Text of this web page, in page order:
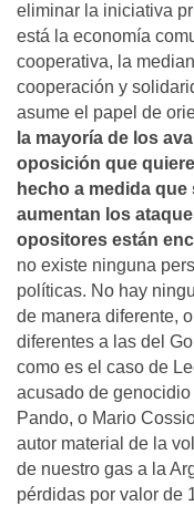
eliminar la iniciativa
está la economía
cooperativa, la
cooperación y
asume el papel de
la mayoría de los
oposición que
hecho a medida
aumentan los
opositores están
no existe ninguna
políticas. No hay
de manera diferente,
diferentes a las del
como es el caso de
acusado de
Pando, o Mario
autor material de la
de nuestro gas a la
pérdidas por valor de